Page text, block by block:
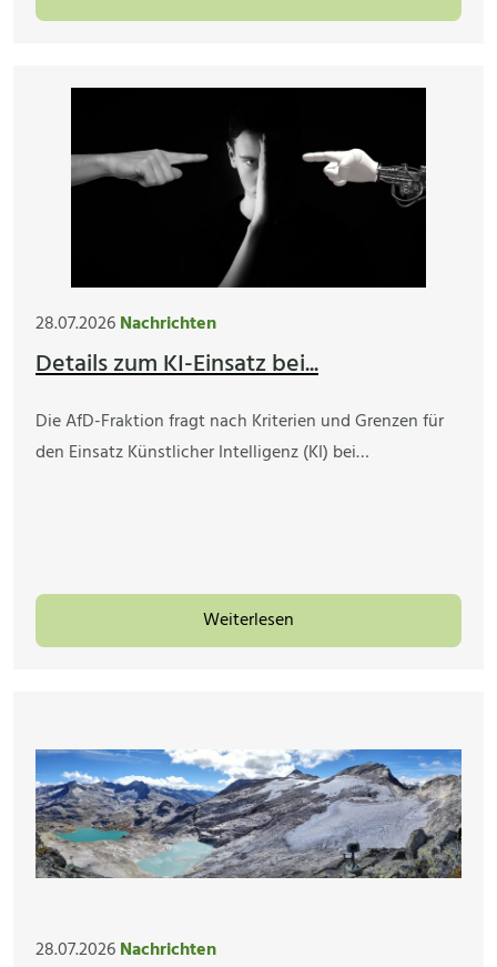
28.07.2026Nachrichten
Details zum KI-Einsatz bei...
Die AfD-Fraktion fragt nach Kriterien und Grenzen für
den Einsatz Künstlicher Intelligenz (KI) bei…
Weiterlesen
28.07.2026Nachrichten